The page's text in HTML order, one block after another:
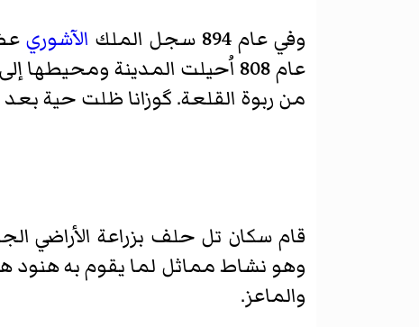
وفي عام 894 سجل الملك
الآشوري
عام 808 اُحيلت المدينة ومحيطها إلى مقاطعة في
من ربوة القلعة. گوزانا ظلت حية بعد
قام سكان تل حلف بزراعة الأراضي
وهو نشاط مماثل لما يقوم به هنود
والماعز.